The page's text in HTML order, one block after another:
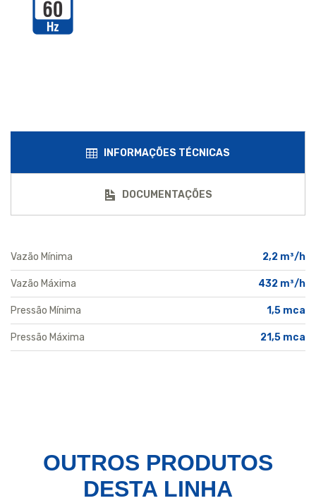
INFORMAÇÕES TÉCNICAS
DOCUMENTAÇÕES
Vazão Mínima 2,2 m³/h
Vazão Máxima 432 m³/h
Pressão Mínima 1,5 mca
Pressão Máxima 21,5 mca
OUTROS PRODUTOS
DESTA LINHA